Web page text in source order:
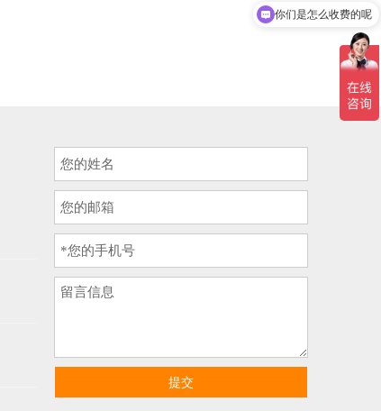
提交
你们是怎么收费的呢